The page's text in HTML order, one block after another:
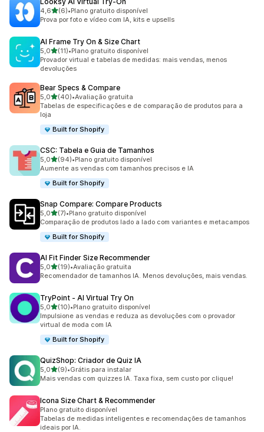
4,6de 5 estrelas
(6)
6 avaliações ao todo
•Plano gratuito disponível
Prova por foto e vídeo com IA, kits e upsells
AI Frame Try On & Size Chart
5,0de 5 estrelas
(11)
11 avaliações ao todo
•Plano gratuito disponível
Provador virtual e tabelas de medidas: mais vendas, menos
devoluções
Bear Specs & Compare
5,0de 5 estrelas
(40)
40 avaliações ao todo
•Avaliação gratuita
Tabelas de especificações e de comparação de produtos para a
loja
Built for Shopify
CSC: Tabela e Guia de Tamanhos
5,0de 5 estrelas
(94)
94 avaliações ao todo
•Plano gratuito disponível
Aumente as vendas com tamanhos precisos e IA
Built for Shopify
Snap Compare: Compare Products
5,0de 5 estrelas
(7)
7 avaliações ao todo
•Plano gratuito disponível
Comparação de produtos lado a lado com variantes e metacampos
Built for Shopify
AI Fit Finder Size Recommender
5,0de 5 estrelas
(19)
19 avaliações ao todo
•Avaliação gratuita
Recomendador de tamanhos IA. Menos devoluções, mais vendas.
TryPoint ‑ AI Virtual Try On
5,0de 5 estrelas
(10)
10 avaliações ao todo
•Plano gratuito disponível
Impulsione as vendas e reduza as devoluções com o provador
virtual de moda com IA
Built for Shopify
QuizShop: Criador de Quiz IA
5,0de 5 estrelas
(9)
9 avaliações ao todo
•Grátis para instalar
Mais vendas com quizzes IA. Taxa fixa, sem custo por clique!
Icona Size Chart & Recommender
Plano gratuito disponível
Tabelas de medidas inteligentes e recomendações de tamanhos
ideais por IA.